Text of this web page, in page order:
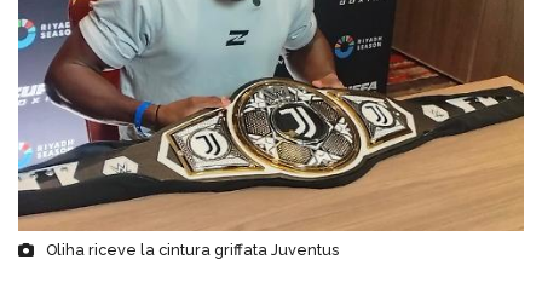
Oliha riceve la cintura griffata Juventus